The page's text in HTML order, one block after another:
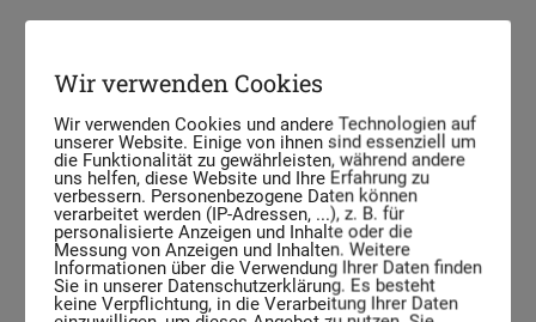
Wir verwenden Cookies
Wir verwenden Cookies und andere Technologien auf
unserer Website. Einige von ihnen sind essenziell um
die Funktionalität zu gewährleisten, während andere
uns helfen, diese Website und Ihre Erfahrung zu
verbessern. Personenbezogene Daten können
verarbeitet werden (IP-Adressen, ...), z. B. für
personalisierte Anzeigen und Inhalte oder die
Messung von Anzeigen und Inhalten. Weitere
Informationen über die Verwendung Ihrer Daten finden
Sie in unserer Datenschutzerklärung. Es besteht
keine Verpflichtung, in die Verarbeitung Ihrer Daten